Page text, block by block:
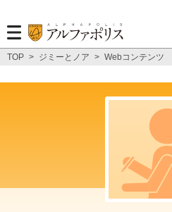
TOP > ジミーとノア > Webコンテンツ